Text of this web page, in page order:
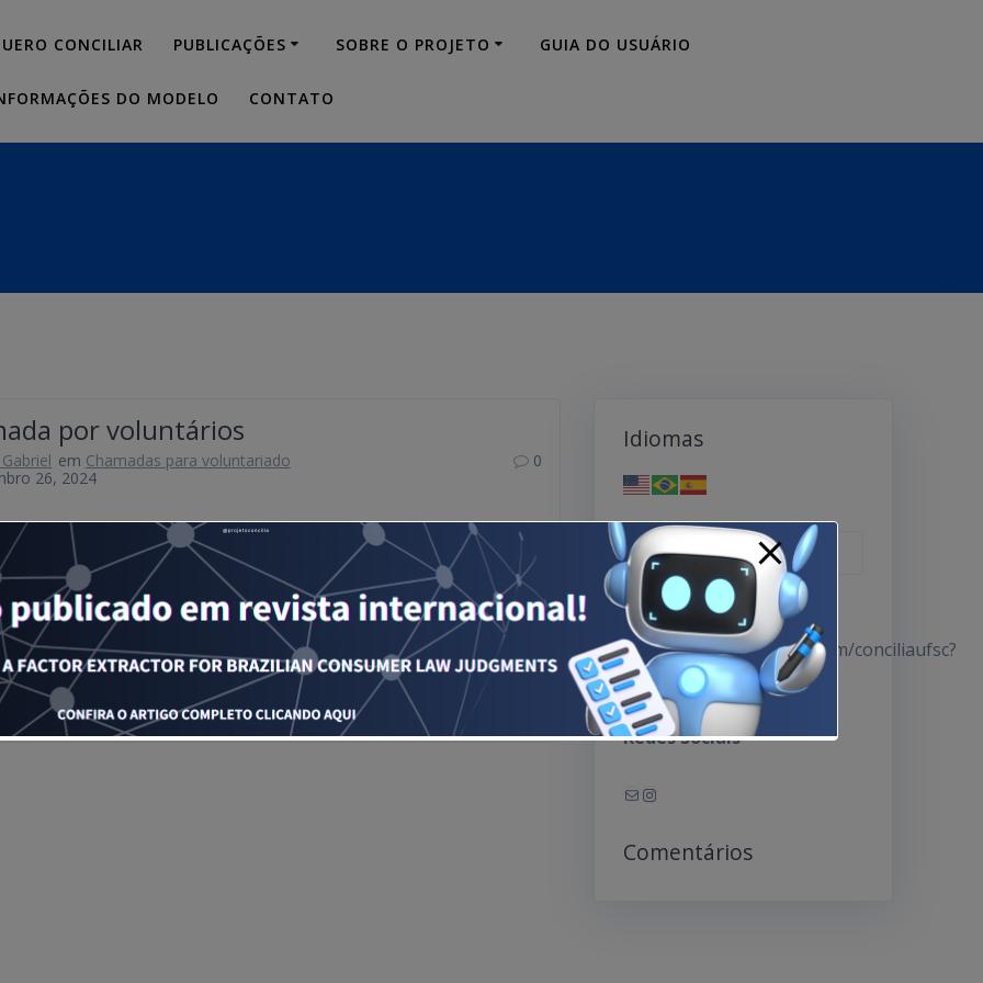
CONCILIAR PUBLICAÇÕES SOBRE O PROJETO GUIA DO USUÁRIO
DO MODELO CONTATO
por voluntários
em Chamadas para voluntariado
26, 2024
0
é a peça que falta!
Estudantes de Ciências da Computação,
e Desenvolvimento de Sistemas e Engenharia de Automação e
da UFSC, temos uma oportunidade incrível para você! Estamos
voluntários para desenvolver uma interface web que utilizará
de Inteligência Artificial. Essa ferramenta inovadora ajudará a
com…
Idiomas
Pesquisar
por:
Nosso Instagram:
https://www.instagram.com/conciliaufsc?
igsh=bTdoZ2JsZzQ2dGc4
Redes Sociais
E-mailInstagram
Comentários